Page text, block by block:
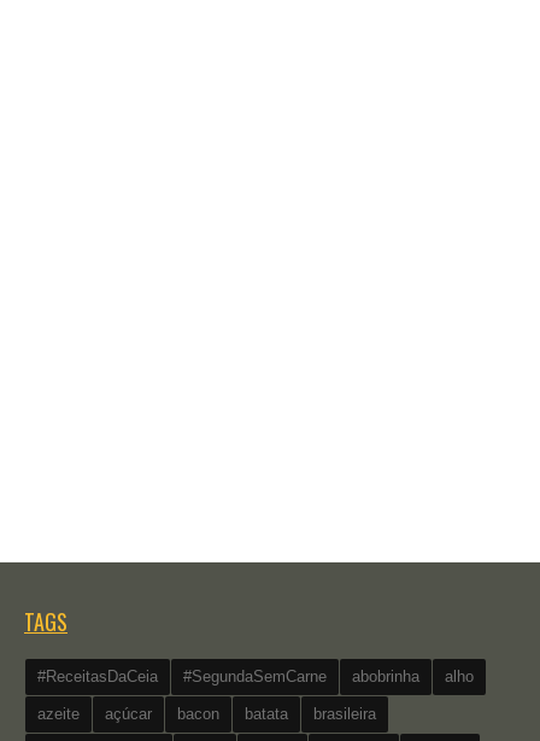
TAGS
#ReceitasDaCeia #SegundaSemCarne abobrinha alho
azeite açúcar bacon batata brasileira